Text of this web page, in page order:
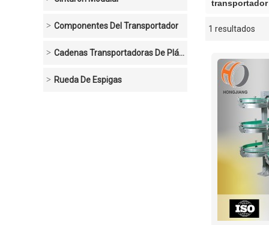
Componentes Del Transportador
Cadenas Transportadoras De Plástico
Rueda De Espigas
1 resultados
escaparate